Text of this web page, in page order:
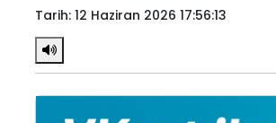
Tarih: 12 Haziran 2026 17:56:13